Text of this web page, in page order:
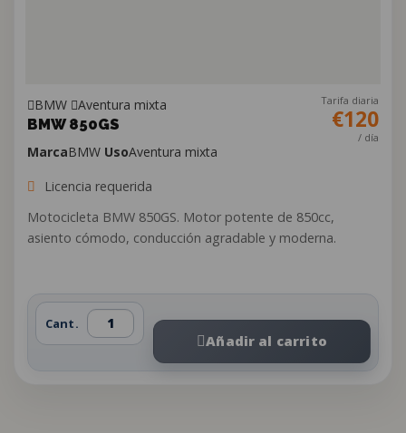
BMW
Aventura mixta
BMW 850GS
Tarifa diaria
€120
/ día
MarcaBMW UsoAventura mixta
Licencia requerida
Motocicleta BMW 850GS. Motor potente de 850cc,
asiento cómodo, conducción agradable y moderna.
Cant.
Añadir al carrito